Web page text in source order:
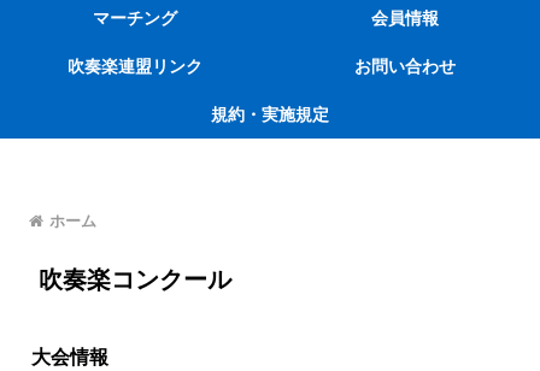
マーチング 会員情報
吹奏楽連盟リンク お問い合わせ
規約・実施規定
ホーム
吹奏楽コンクール
大会情報